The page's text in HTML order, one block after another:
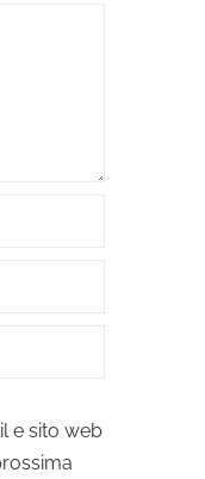
e sito web